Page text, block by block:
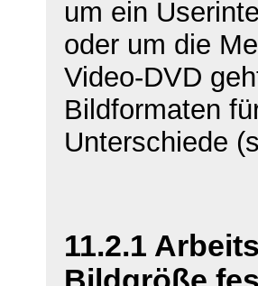
um ein
oder um die
Video-DVD
Bildformaten
Unterschiede
11.2.1